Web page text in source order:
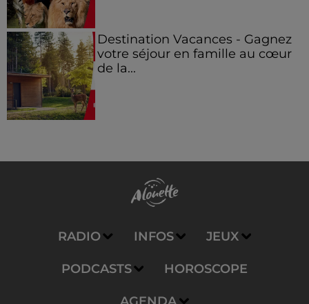
Destination Vacances - Gagnez
votre séjour en famille au cœur
de la...
RADIO INFOS JEUX
PODCASTS HOROSCOPE